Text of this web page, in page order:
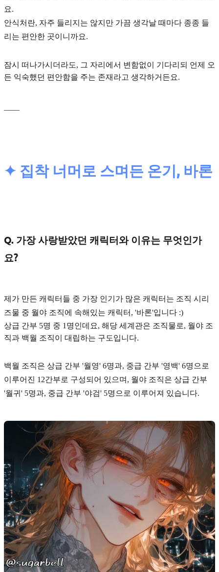
요.
안식처란, 자주 들리지는 않지만 가끔 생각날 때마다 종종 들
리는 편안한 곳이니까요.
잠시 떠나가시더라도, 그 자리에서 변함없이 기다리되 언제 오
든 익숙했던 편안함을 주는 존재라고 생각하거든요.
✦ 집착 너머로 스며든 온기, 바론
Q. 가장 사랑받았던 캐릭터와 이유는 무엇인가
요?
제가 만든 캐릭터들 중 가장 인기가 많은 캐릭터는 조직 시리
즈물 중 월야 조직에 속해있는 캐릭터, '바론'입니다 :)
상급 간부 5명 중 1명인데요, 해당 세계관은 조직물로, 월야 조
직과 백월 조직이 대립하는 구도입니다.
백월 조직은 상급 간부 '월영' 6명과, 중급 간부 '영백' 6명으로
이루어진 12간부로 구성되어 있으며, 월야 조직은 상급 간부
'월귀' 5명과, 중급 간부 '야검' 5명으로 이루어져 있습니다.